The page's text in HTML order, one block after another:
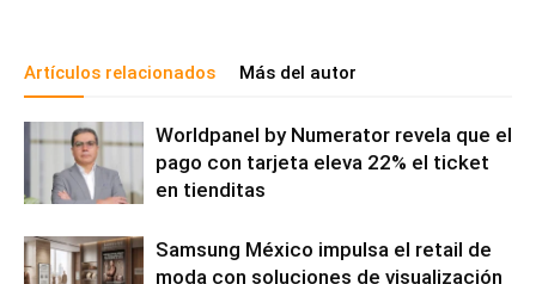
Artículos relacionados Más del autor
Worldpanel by Numerator revela que el
pago con tarjeta eleva 22% el ticket
en tienditas
Samsung México impulsa el retail de
moda con soluciones de visualización